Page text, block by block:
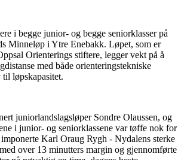
i begge junior- og begge seniorklasser på
Minneløp i Ytre Enebakk. Løpet, som er
Orienterings stiftere, legger vekt på å
med både orienteringstekniske
løpskapasitet.
juniorlandslagsløper Sondre Olaussen, og
i junior- og seniorklassene var tøffe nok for
Karl Oraug Rygh - Nydalens sterke
over 13 minutters margin og gjennomførte